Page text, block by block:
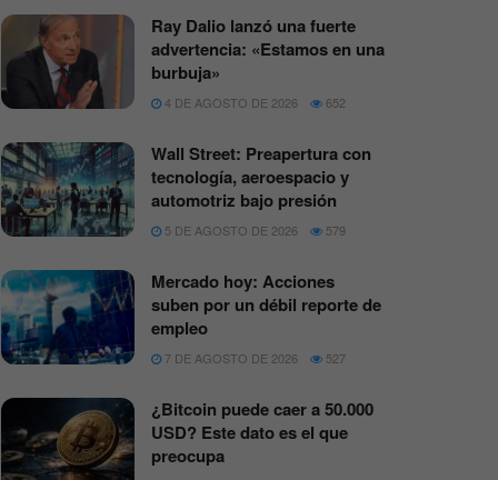
Ray Dalio lanzó una fuerte
advertencia: «Estamos en una
burbuja»
4 DE AGOSTO DE 2026 652
Wall Street: Preapertura con
tecnología, aeroespacio y
automotriz bajo presión
5 DE AGOSTO DE 2026 579
Mercado hoy: Acciones
suben por un débil reporte de
empleo
7 DE AGOSTO DE 2026 527
¿Bitcoin puede caer a 50.000
USD? Este dato es el que
preocupa